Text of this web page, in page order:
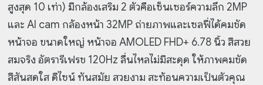
สูงสุด 10 เท่า) มีกล้องเสริม 2 ตัวคือเซ็นเซอร์ความลึก 2MP
และ AI cam กล้องหน้า 32MP ถ่ายภาพและเซลฟี่ได้คมชัด
หน้าจอ ขนาดใหญ่ หน้าจอ AMOLED FHD+ 6.78 นิ้ว สีสวย
สมจริง อัตรารีเฟรช 120Hz ลื่นไหลไม่มีสะดุด ให้ภาพคมชัด
สีสันสดใส ดีไซน์ ทันสมัย สวยงาม สะท้อนความเป็นตัวคุณ